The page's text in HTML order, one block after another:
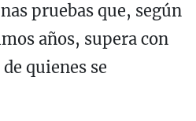
pruebas que, según
años, supera con
quienes se